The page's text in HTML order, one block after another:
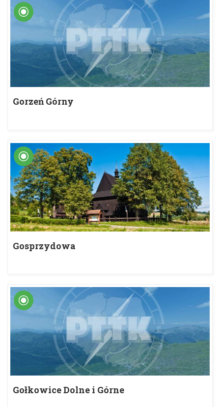
Gorzeń Górny
Gosprzydowa
Gołkowice Dolne i Górne